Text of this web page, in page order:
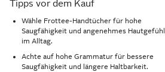
Tipps vor dem Kauf
Wähle Frottee-Handtücher für hohe
Saugfähigkeit und angenehmes Hautgefühl
im Alltag.
Achte auf hohe Grammatur für bessere
Saugfähigkeit und längere Haltbarkeit.